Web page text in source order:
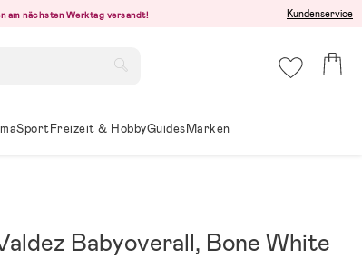
am nächsten Werktag versandt! Kundenservice
SportFreizeit & HobbyGuidesMarken
Babyoverall, Bone White